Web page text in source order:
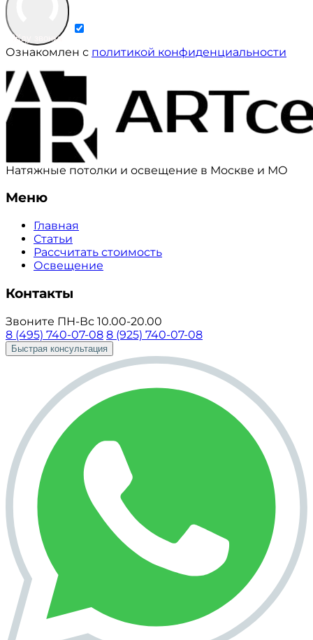
Жду звонка
Ознакомлен с политикой конфиденциальности
Натяжные потолки и освещение в Москве и МО
Меню
Главная
Статьи
Рассчитать стоимость
Освещение
Контакты
Звоните ПН-Вс 10.00-20.00
8 (495) 740-07-08 8 (925) 740-07-08
Быстрая консультация